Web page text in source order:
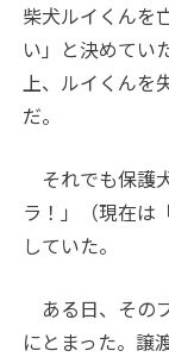
柴犬ルイくんを
い」と決めてい
上、ルイくんを
だ。
それでも保護
ラ！」（現在は
していた。
ある日、その
にとまった。譲